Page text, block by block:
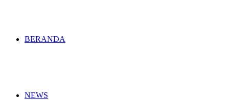
BERANDA
NEWS